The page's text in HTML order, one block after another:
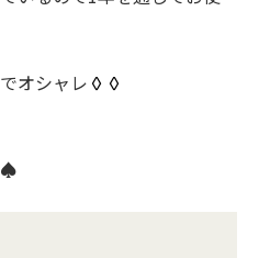
オシャレ ◊◊
♠